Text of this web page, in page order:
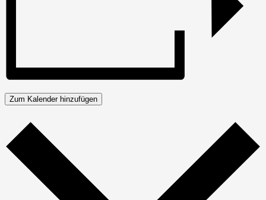
Zum Kalender hinzufügen